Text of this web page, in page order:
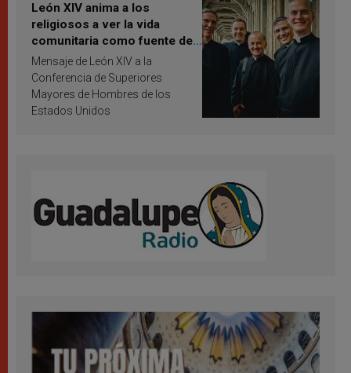
León XIV anima a los
religiosos a ver la vida
comunitaria como fuente de
inspiración y santificación
Mensaje de León XIV a la
Conferencia de Superiores
Mayores de Hombres de los
Estados Unidos